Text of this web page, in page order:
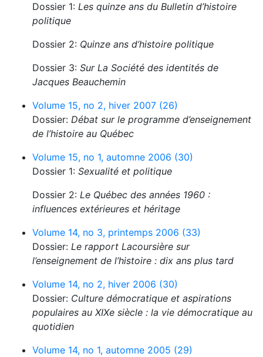
Dossier 1: Les quinze ans du Bulletin d’histoire
politique
Dossier 2: Quinze ans d’histoire politique
Dossier 3: Sur La Société des identités de
Jacques Beauchemin
Volume 15, no 2, hiver 2007 (26)
Dossier: Débat sur le programme d’enseignement
de l’histoire au Québec
Volume 15, no 1, automne 2006 (30)
Dossier 1: Sexualité et politique
Dossier 2: Le Québec des années 1960 :
influences extérieures et héritage
Volume 14, no 3, printemps 2006 (33)
Dossier: Le rapport Lacoursière sur
l’enseignement de l’histoire : dix ans plus tard
Volume 14, no 2, hiver 2006 (30)
Dossier: Culture démocratique et aspirations
populaires au XIXe siècle : la vie démocratique au
quotidien
Volume 14, no 1, automne 2005 (29)